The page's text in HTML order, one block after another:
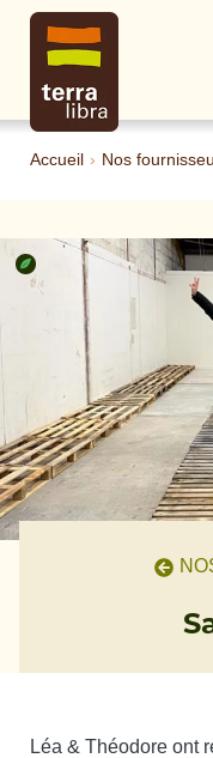
Accueil › Nos
Léa & Théodore ont